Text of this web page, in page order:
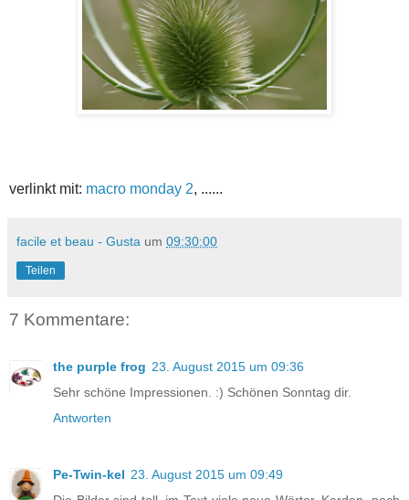
verlinkt mit: macro monday 2, ......
facile et beau - Gusta um 09:30:00
Teilen
7 Kommentare:
the purple frog 23. August 2015 um 09:36
Sehr schöne Impressionen. :) Schönen Sonntag dir.
Antworten
Pe-Twin-kel 23. August 2015 um 09:49